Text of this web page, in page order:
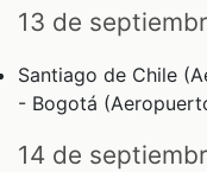
13 de
Santiago de Chile
- Bogotá
14 de